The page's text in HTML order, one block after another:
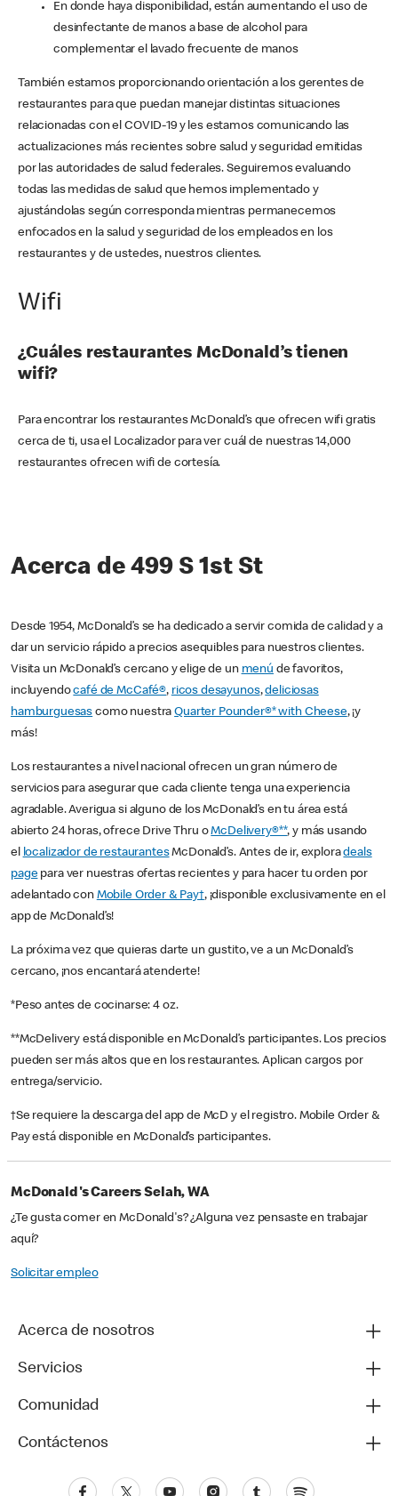
En donde haya disponibilidad, están aumentando el uso de
desinfectante de manos a base de alcohol para
complementar el lavado frecuente de manos
También estamos proporcionando orientación a los gerentes de
restaurantes para que puedan manejar distintas situaciones
relacionadas con el COVID-19 y les estamos comunicando las
actualizaciones más recientes sobre salud y seguridad emitidas
por las autoridades de salud federales. Seguiremos evaluando
todas las medidas de salud que hemos implementado y
ajustándolas según corresponda mientras permanecemos
enfocados en la salud y seguridad de los empleados en los
restaurantes y de ustedes, nuestros clientes.
Wifi
¿Cuáles restaurantes McDonald’s tienen
wifi?
Para encontrar los restaurantes McDonald’s que ofrecen wifi gratis
cerca de ti, usa el Localizador para ver cuál de nuestras 14,000
restaurantes ofrecen wifi de cortesía.
Acerca de 499 S 1st St
Desde 1954, McDonald’s se ha dedicado a servir comida de calidad y a
dar un servicio rápido a precios asequibles para nuestros clientes.
Visita un McDonald’s cercano y elige de un menú de favoritos,
incluyendocafé de McCafé®, ricos desayunos,deliciosas
hamburguesas como nuestraQuarter Pounder®* with Cheese, ¡y
más!
Los restaurantes a nivel nacional ofrecen un gran número de
servicios para asegurar que cada cliente tenga una experiencia
agradable. Averigua si alguno de los McDonald’s en tu área está
abierto 24 horas, ofrece Drive Thru oMcDelivery®**, y más usando
el localizador de restaurantesMcDonald’s. Antes de ir, exploradeals
pagepara ver nuestras ofertas recientes y para hacer tu orden por
adelantado con Mobile Order & Pay†, ¡disponible exclusivamente en el
app de McDonald’s!
La próxima vez que quieras darte un gustito, ve a un McDonald’s
cercano, ¡nos encantará atenderte!
*Peso antes de cocinarse: 4 oz.
**McDelivery está disponible en McDonald’s participantes. Los precios
pueden ser más altos que en los restaurantes. Aplican cargos por
entrega/servicio.
†Se requiere la descarga del app de McD y el registro. Mobile Order &
Pay está disponible en McDonald’s participantes.
McDonald's Careers Selah, WA
¿Te gusta comer en McDonald's? ¿Alguna vez pensaste en trabajar
aquí?
Solicitar empleo
Acerca de nosotros
Servicios
Comunidad
Contáctenos